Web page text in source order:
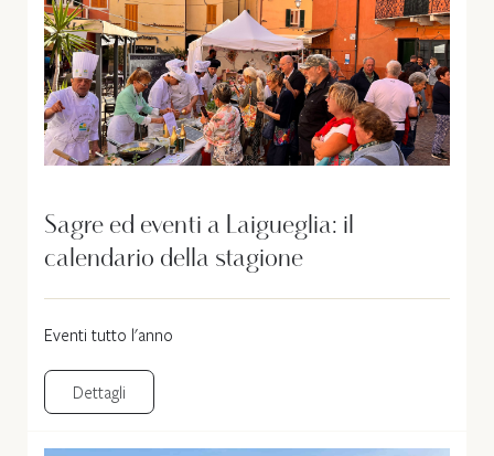
Sagre ed eventi a Laigueglia: il
calendario della stagione
Eventi tutto l'anno
Dettagli